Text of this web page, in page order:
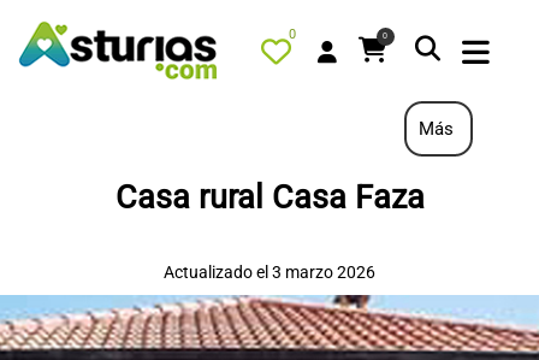
0 0
QUÉ HACER
ALOJAMIENTOS
RESTAURANTES
Más
Casa rural Casa Faza
Actualizado el 3 marzo 2026